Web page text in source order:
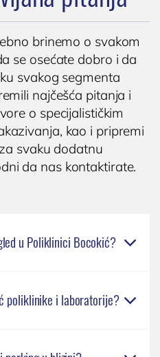
ehokardiografija srca)
Poliklinika i laboratorija
brinemo o svakom
se osećate dobro i da
svakog segmenta
najčešća pitanja i
o specijalističkim
kao i pripremi
svaku dodatnu
da nas kontaktirate.
u Poliklinici Bocokić? 
23-053, kao i putem
poliklinike i laboratorije? 